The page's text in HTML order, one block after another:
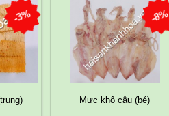
-3% -8%
Mực khô câu (bé)